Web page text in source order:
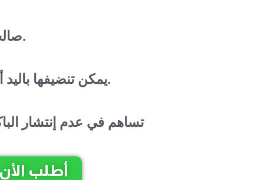
صالحة لجميع الفصول.
يمكن تنضيفها باليد أو في ألة التنضيف.
تساهم في عدم إنتشار
أطلب